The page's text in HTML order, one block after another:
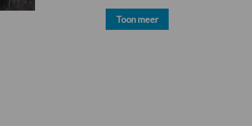
Toon meer